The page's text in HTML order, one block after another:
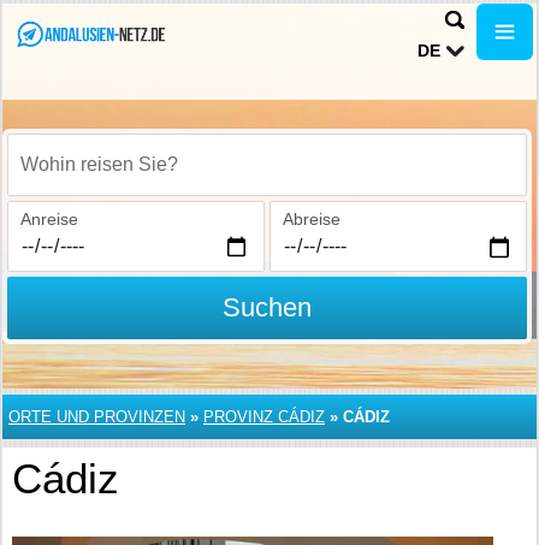
DE
Wohin reisen Sie?
Anreise Abreise
Suchen
ORTE UND PROVINZEN » PROVINZ CÁDIZ » CÁDIZ
Cádiz